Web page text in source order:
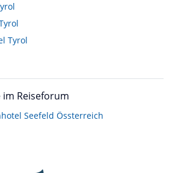
Tyrol
Reiseforum
Seefeld Össterreich